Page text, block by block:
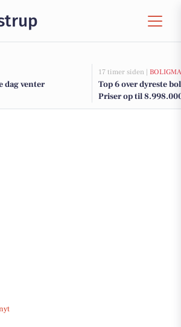
dag venter
17 timer siden |
Top 6 over dyreste
Priser op til
og nøgleperson i udviklingen af